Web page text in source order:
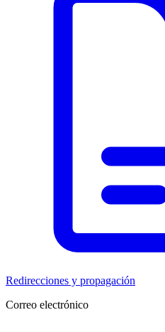
Redirecciones y propagación
Correo electrónico